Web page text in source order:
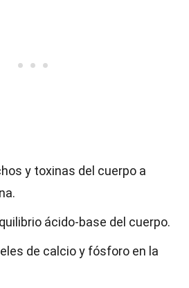
y toxinas del cuerpo a
ácido-base del cuerpo.
de calcio y fósforo en la